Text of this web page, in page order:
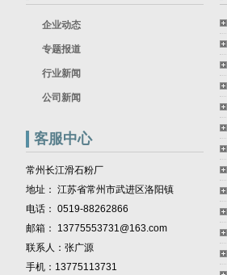
企业动态
专题报道
行业新闻
公司新闻
客服中心
常州长江滑石粉厂
地址： 江苏省常州市武进区洛阳镇
电话： 0519-88262866
邮箱： 13775553731@163.com
联系人：张广源
手机：13775113731